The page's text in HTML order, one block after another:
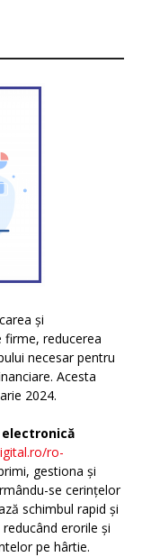
și
firme, reducerea
necesar pentru
Acesta
2024.
ro-
gestiona și
se cerințelor
schimbul rapid și
erorile și
pe hârtie.